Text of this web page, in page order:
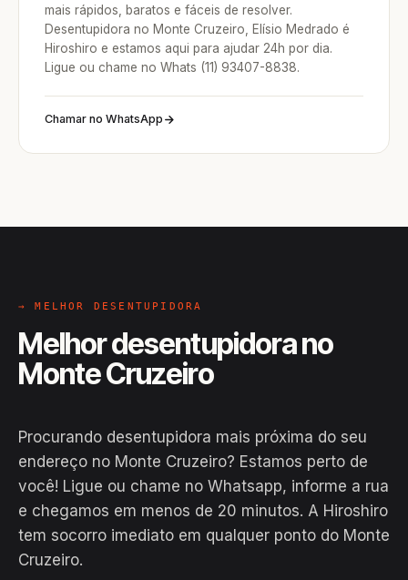
mais rápidos, baratos e fáceis de resolver.
Desentupidora no Monte Cruzeiro, Elísio Medrado é
Hiroshiro e estamos aqui para ajudar 24h por dia.
Ligue ou chame no Whats (11) 93407-8838.
Chamar no WhatsApp
→ MELHOR DESENTUPIDORA
Melhor desentupidora no
Monte Cruzeiro
Procurando desentupidora mais próxima do seu
endereço no Monte Cruzeiro? Estamos perto de
você! Ligue ou chame no Whatsapp, informe a rua
e chegamos em menos de 20 minutos. A Hiroshiro
tem socorro imediato em qualquer ponto do Monte
Cruzeiro.
Hiroshiro · Monte Cruzeiro, Elísio